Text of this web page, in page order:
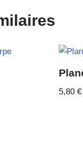
5,80 €